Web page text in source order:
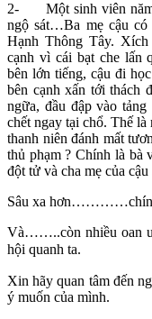
2- Một sinh viên năm
ngộ sát…Ba mẹ cậu có
Hạnh Thông Tây.
cạnh vì cái bạt che lấn
bên lớn tiếng, cậu đi
bên cạnh xấn tới thách
ngữa, đầu đập vào
chết ngay tại chổ. Thế
thanh niên đánh mất
thủ phạm ? Chính là bà
đột tử và cha mẹ của
Sâu xa
Và……..còn nhiều oan
hội quanh ta.
Xin hãy quan tâm đến
ý muốn của mình.